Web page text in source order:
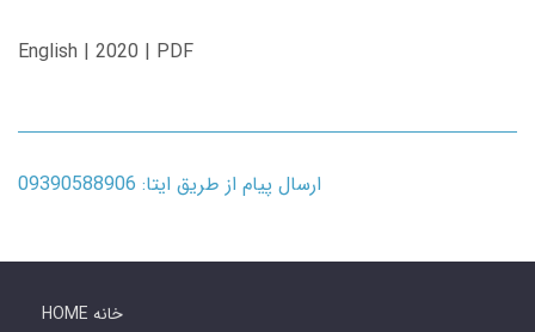
English | 2020 | PDF
ارسال پیام از طریق ایتا: 09390588906
HOME خانه